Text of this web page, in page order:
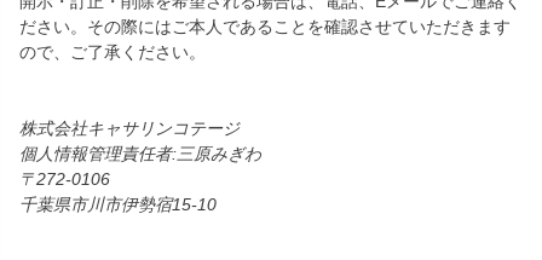
ださい。その際にはご本人であることを確認させていただきます
ので、ご了承ください。
株式会社キャサリンコテージ
個人情報管理責任者:三原みぎわ
272-0106
千葉県市川市伊勢宿15-10